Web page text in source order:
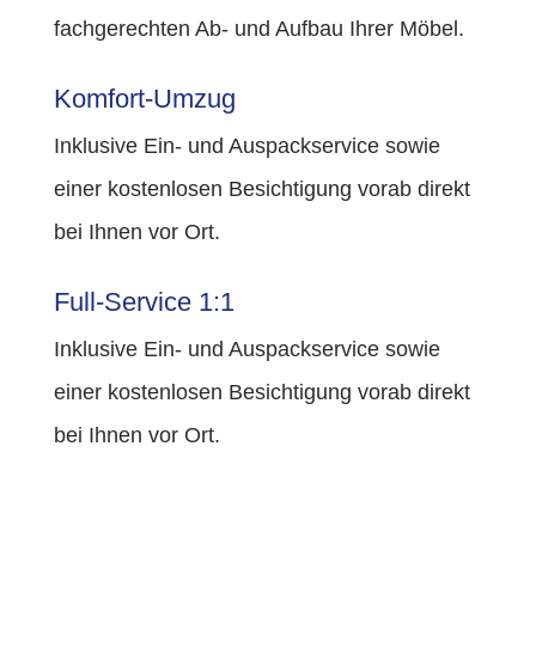
fachgerechten Ab- und Aufbau Ihrer Möbel.
Komfort-Umzug
Inklusive Ein- und Auspackservice sowie
einer kostenlosen Besichtigung vorab direkt
bei Ihnen vor Ort.
Full-Service 1:1
Inklusive Ein- und Auspackservice sowie
einer kostenlosen Besichtigung vorab direkt
bei Ihnen vor Ort.